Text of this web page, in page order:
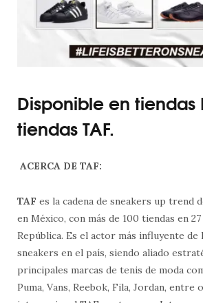
Disponible en tiendas
tiendas TAF.
ACERCA DE TAF:
TAF es la cadena de sneakers up trend
en México, con más de 100 tiendas en
República. Es el actor más influyente de
sneakers en el país, siendo aliado
principales marcas de tenis de moda
Puma, Vans, Reebok, Fila, Jordan, entre